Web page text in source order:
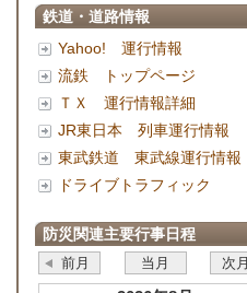
鉄道・道路情報
Yahoo! 運行情報
流鉄 トップページ
ＴＸ 運行情報詳細
JR東日本 列車運行情報
東武鉄道 東武線運行情報
ドライブトラフィック
防災関連主要行事日程
前月 当月 次月